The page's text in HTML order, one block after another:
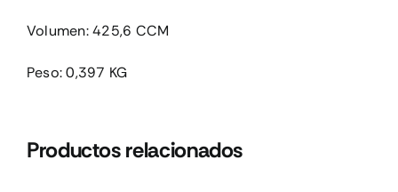
Volumen: 425,6 CCM
Peso: 0,397 KG
Productos relacionados